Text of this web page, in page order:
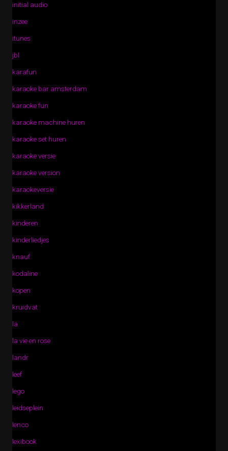
initial audio
inzee
itunes
jbl
karafun
karaoke bar amsterdam
karaoke fun
karaoke machine huren
karaoke set huren
karaoke versie
karaoke version
karaokeversie
kikkerland
kinderen
kinderliedjes
knauf
kodaline
kopen
kruidvat
la
la vie en rose
landr
leef
lego
leidseplein
lenco
lexibook